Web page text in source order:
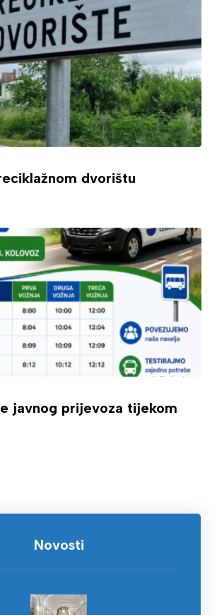
dvorištu
javnog prijevoza tijekom
Novosti